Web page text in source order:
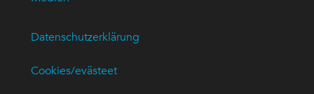
Datenschutzerklärung
Cookies/evästeet